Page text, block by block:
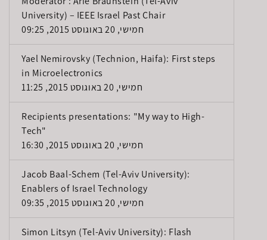
University) – IEEE Israel Past Chair
חמישי, 20 באוגוסט 2015, 09:25
Yael Nemirovsky (Technion, Haifa): First steps
in Microelectronics
חמישי, 20 באוגוסט 2015, 11:25
Recipients presentations: "My way to High-
Tech"
חמישי, 20 באוגוסט 2015, 16:30
Jacob Baal-Schem (Tel-Aviv University):
Enablers of Israel Technology
חמישי, 20 באוגוסט 2015, 09:35
Simon Litsyn (Tel-Aviv University): Flash